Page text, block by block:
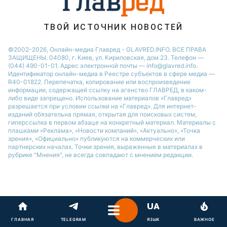
Новости Одессы
ТВОЙ ИСТОЧНИК НОВОСТЕЙ
©2002-2026, Онлайн-медиа Главред - GLAVRED.INFO. ВСЕ ПРАВА
ЗАЩИЩЕНЫ. 04080, г. Киев, ул. Кириловская, дом 23. Телефон —
(044) 490-01-01. Адрес электронной почты — info@glavred.info.
Идентификатор онлайн-медиа в Реестре cубъектов в сфере медиа —
R40-01822. Перепечатка, копирование или воспроизведение
информации, содержащей ссылку на агенство ГЛАВРЕД, в каком-
либо виде запрещено. Использование материалов «Главред»
разрешается при условии ссылки на «Главред». Для интернет-
изданий обязательна прямая, открытая для поисковых систем,
гиперссылка в первом абзаце на конкретный материал. Материалы с
плашками «Реклама», «Новости компаний», «Актуально», «Точка
зрения», «Официально» публикуются на коммерческих или
партнерских началах. Точки зрения, выраженные в материалах в
рубрике "Мнения", не всегда совпадают с мнением редакции.
ГЛАВНАЯ TELEGRAM ЯЗЫК ВАЖНОЕ